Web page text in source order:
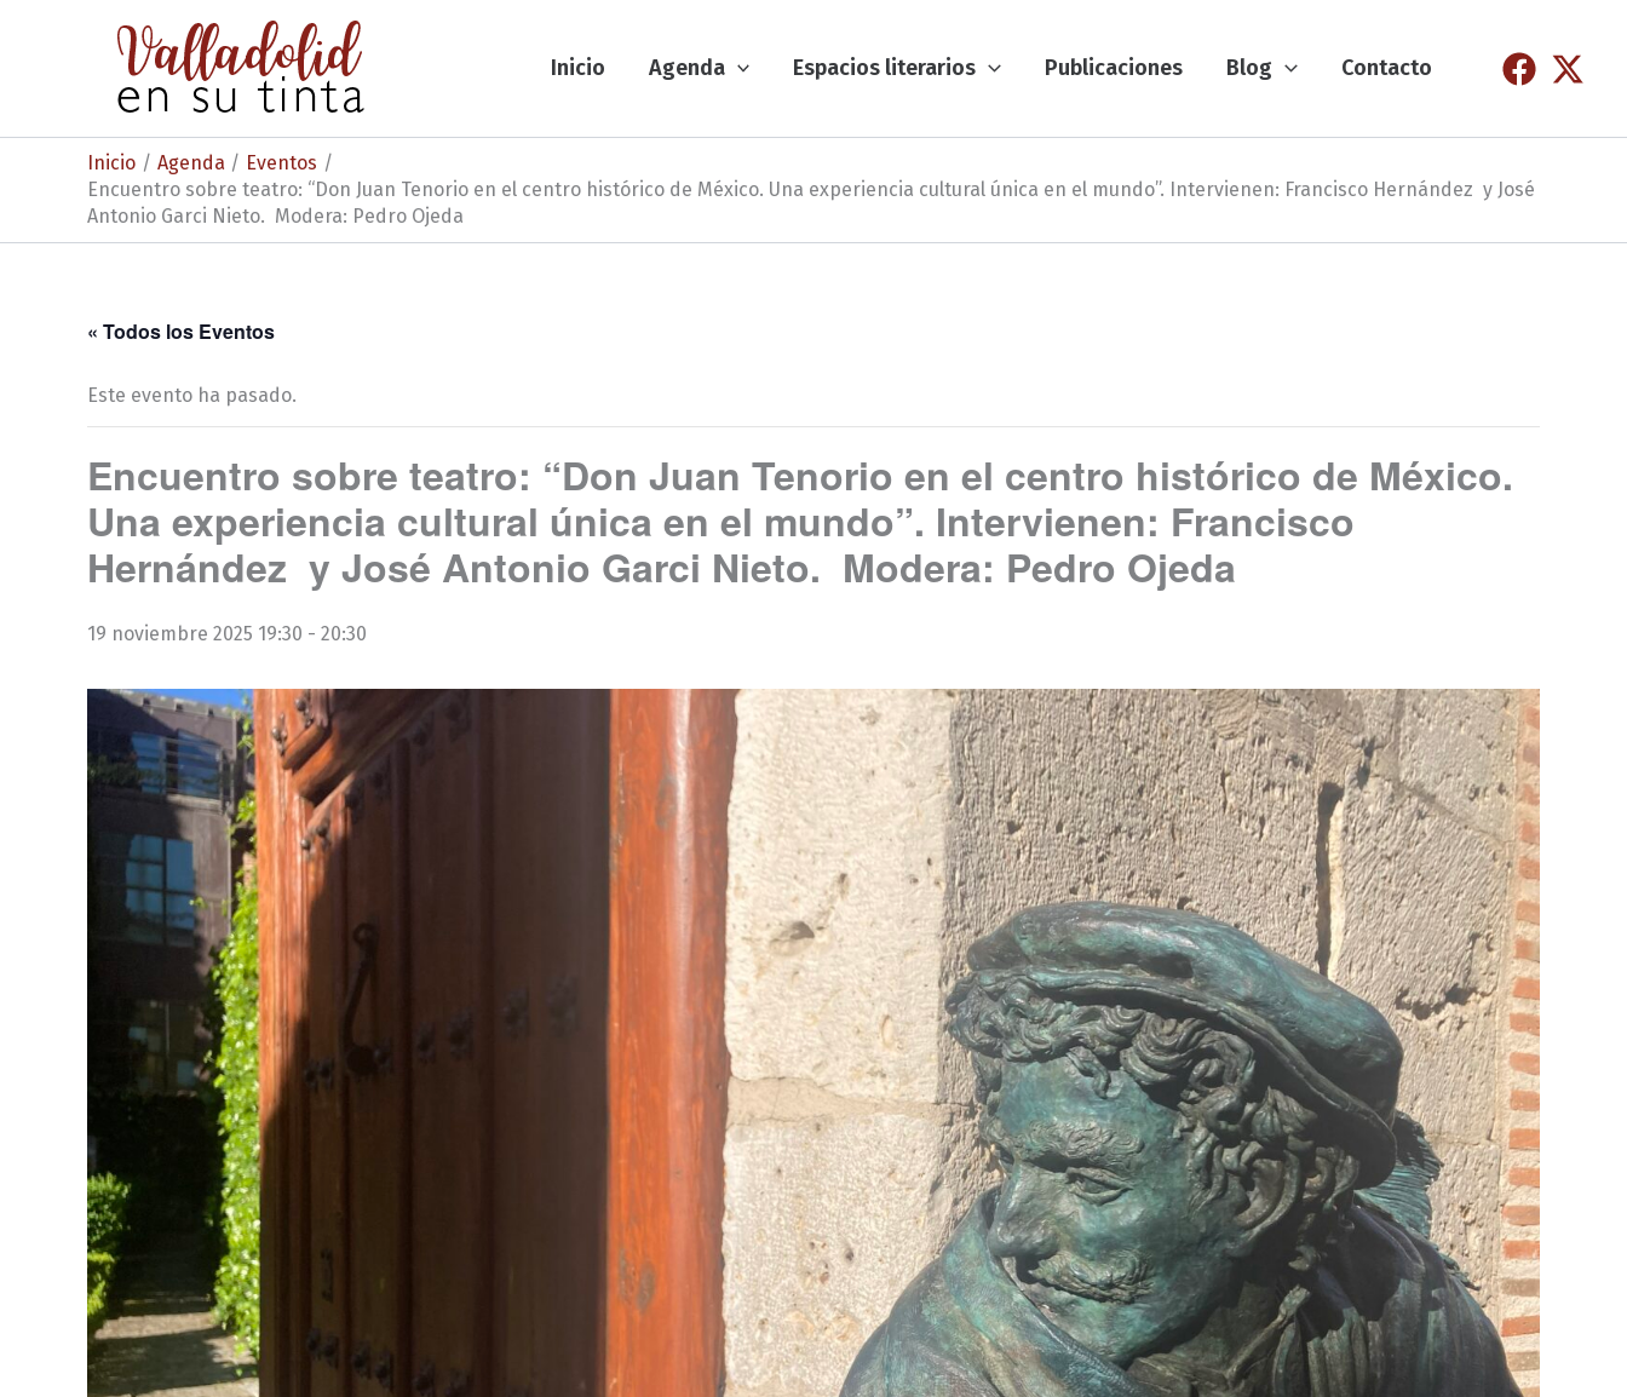
Inicio Agenda Espacios literarios Publicaciones Blog Contacto
Inicio Agenda
Eventos
Encuentro sobre teatro: “Don Juan Tenorio en el centro histórico de México. Una experiencia cultural única en el mundo”. Intervienen: Francisco Hernández y José
Antonio Garci Nieto. Modera: Pedro Ojeda
« Todos los Eventos
Este evento ha pasado.
Encuentro sobre teatro: “Don Juan Tenorio en el centro histórico de México.
Una experiencia cultural única en el mundo”. Intervienen: Francisco
Hernández y José Antonio Garci Nieto. Modera: Pedro Ojeda
19 noviembre 2025 19:30 - 20:30